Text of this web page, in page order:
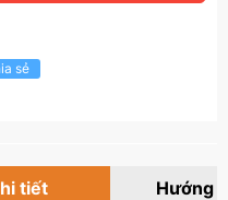
sẻ
tiết Hướng